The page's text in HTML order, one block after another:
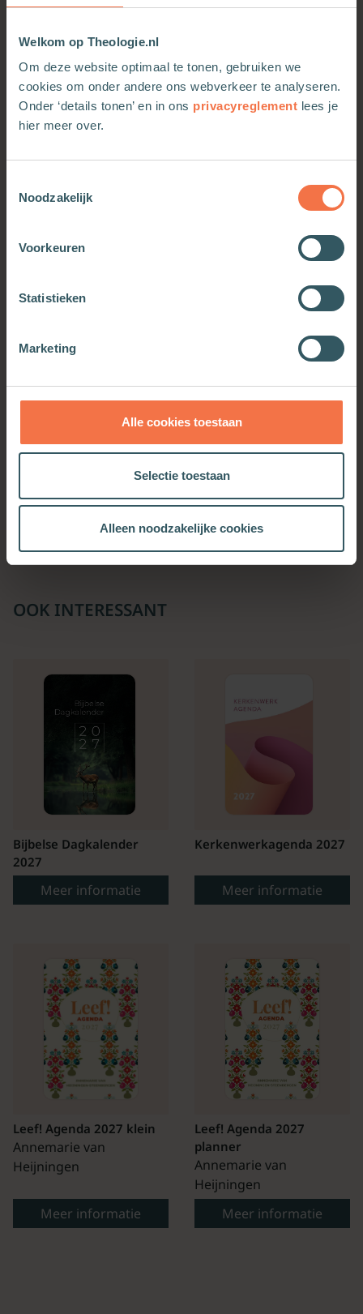
Welkom op Theologie.nl
Om deze website optimaal te tonen, gebruiken we
cookies om onder andere ons webverkeer te analyseren.
Onder ‘details tonen’ en in ons privacyreglement lees je
hier meer over.
Noodzakelijk
Voorkeuren
Statistieken
Marketing
Alle cookies toestaan
Selectie toestaan
Alleen noodzakelijke cookies
Liefde, lijden, leven Liefde, lijden, leven
Meer informatie
Daniel
OOK INTERESSANT
Bijbelse Dagkalender
2027
Meer informatie
Kerkenwerkagenda 2027
Meer informatie
Leef! Agenda 2027 klein
Annemarie van
Heijningen
Meer informatie
Leef! Agenda 2027
planner
Annemarie van
Heijningen
Meer informatie